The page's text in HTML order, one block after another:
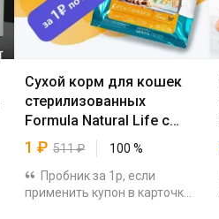
Сухой корм для кошек
стерилизованных
Formula Natural Life с
курицей, Бразилия, 50 гр
1 ₽ 511₽ 100 %
Пробник за 1р, если
применить купон в карточке.